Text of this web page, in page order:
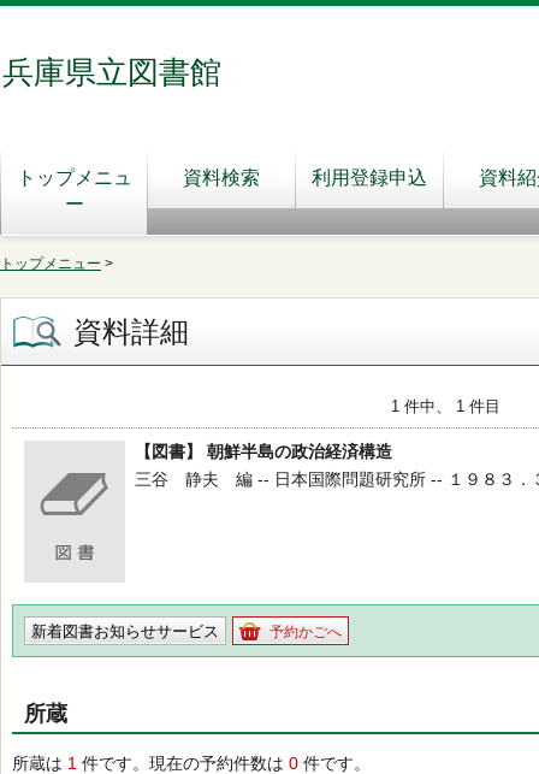
兵庫県立図書館
トップメニュ
ー
資料検索 利用登録申込 資料
トップメニュー >
資料詳細
1 件中、 1 件目
【図書】 朝鮮半島の政治経済構造
三谷 静夫 編 -- 日本国際問題研究所 -- １９８３．
新着図書お知らせサービス 予約かごへ
所蔵
所蔵は 1 件です。現在の予約件数は 0 件です。